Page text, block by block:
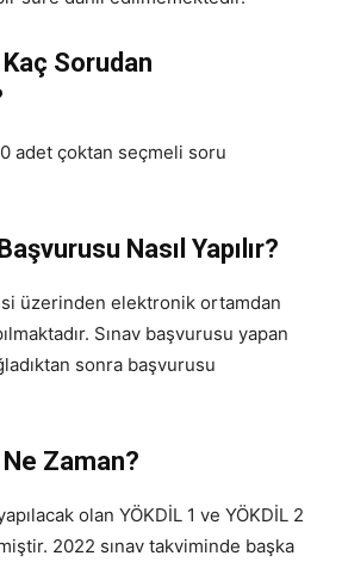
Kaç Sorudan
adet çoktan seçmeli soru
Nasıl Yapılır?
üzerinden elektronik ortamdan
Sınav başvurusu yapan
sonra başvurusu
Ne Zaman?
olan YÖKDİL 1 ve YÖKDİL 2
2022 sınav takviminde başka